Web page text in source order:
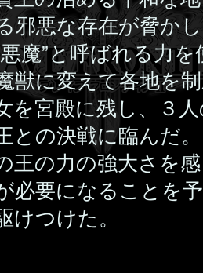
邪悪な存在が脅か
魔”と呼ばれる力
獣に変えて各地を
を宮殿に残し、３
との決戦に臨んだ
王の力の強大さを
必要になることを
けつけた。